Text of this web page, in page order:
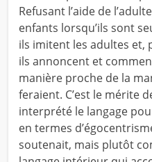
Refusant l’aide de
enfants lorsqu’ils sont
ils imitent les adultes et,
ils annoncent et
manière proche de la
feraient. C’est le mérite
interprété le langage
en termes
soutenait, mais plutôt